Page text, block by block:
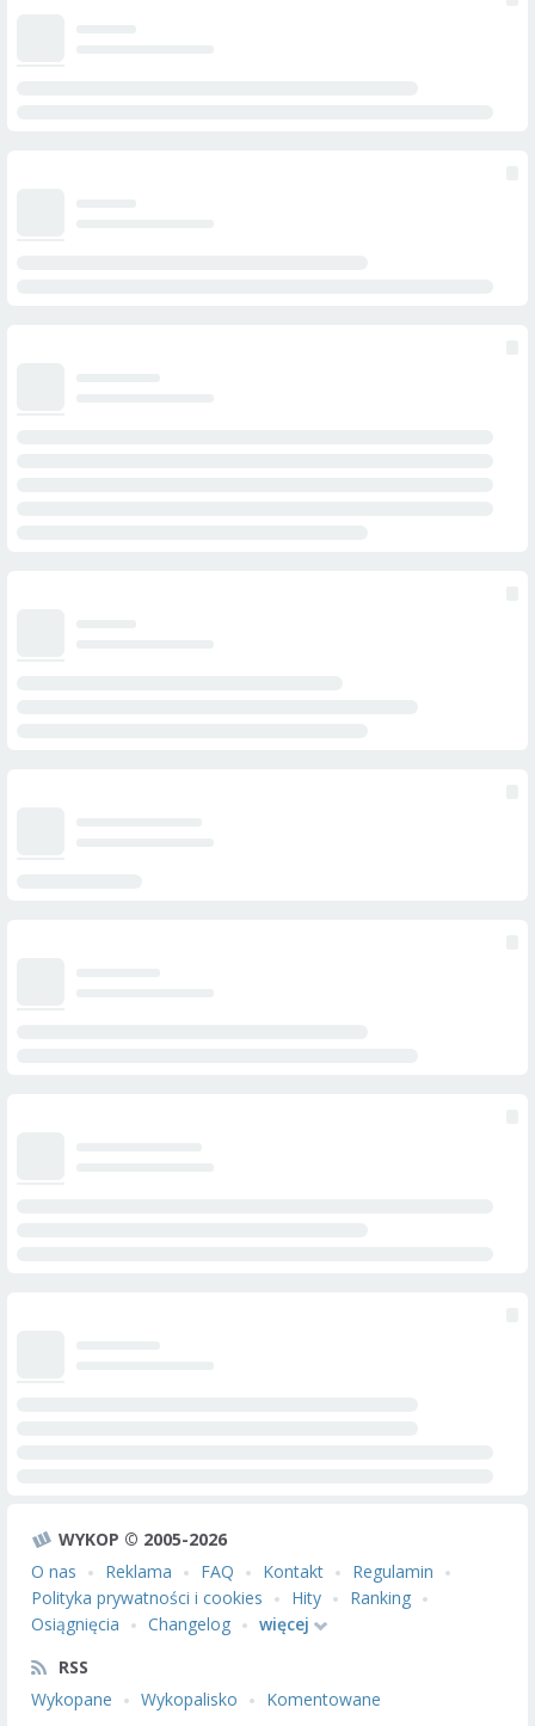
WYKOP © 2005-2026
O nas
Reklama FAQ Kontakt
Regulamin
Polityka prywatności i cookies
Hity
Ranking
Osiągnięcia
Changelog
więcej
RSS
Wykopane
Wykopalisko Komentowane